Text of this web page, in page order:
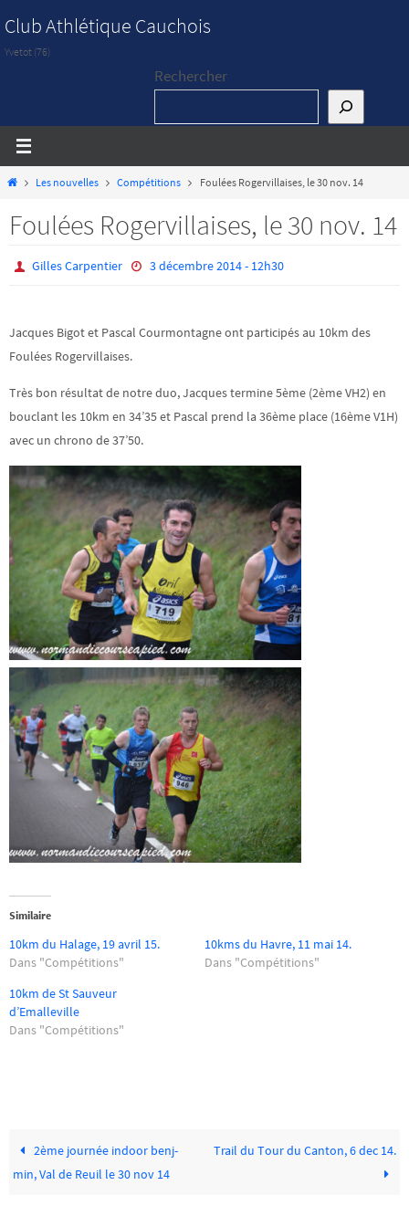
vers
le
Club Athlétique Cauchois
Yvetot (76)
Rechercher
HomeLes nouvelles Compétitions Foulées Rogervillaises, le 30 nov. 14
Foulées Rogervillaises, le 30 nov. 14
Gilles Carpentier 3 décembre 2014 - 12h30
Jacques Bigot et Pascal Courmontagne ont participés au 10km des
Foulées Rogervillaises.
Très bon résultat de notre duo, Jacques termine 5ème (2ème VH2) en
bouclant les 10km en 34’35 et Pascal prend la 36ème place (16ème V1H)
avec un chrono de 37’50.
Similaire
10km du Halage, 19 avril 15.
Dans "Compétitions"
10kms du Havre, 11 mai 14.
Dans "Compétitions"
10km de St Sauveur
d’Emalleville
Dans "Compétitions"
2ème journée indoor benj-
min, Val de Reuil le 30 nov 14
Trail du Tour du Canton, 6 dec 14.